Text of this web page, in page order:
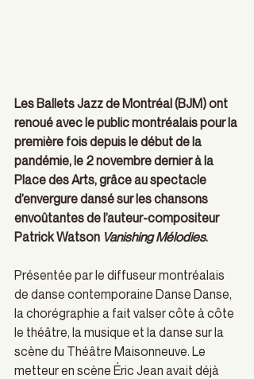
Les Ballets Jazz de Montréal (BJM) ont
renoué avec le public montréalais pour la
première fois depuis le début de la
pandémie, le 2 novembre dernier à la
Place des Arts, grâce au spectacle
d’envergure dansé sur les chansons
envoûtantes de l’auteur-compositeur
Patrick Watson Vanishing Mélodies.
Présentée par le diffuseur montréalais
de danse contemporaine Danse Danse,
la chorégraphie a fait valser côte à côte
le théâtre, la musique et la danse sur la
scène du Théâtre Maisonneuve. Le
metteur en scène Éric Jean avait déjà